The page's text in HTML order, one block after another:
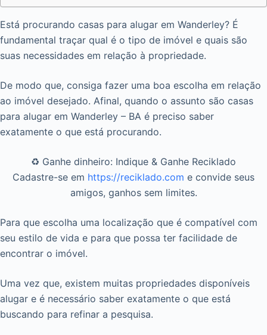
Está procurando casas para alugar em Wanderley? É
fundamental traçar qual é o tipo de imóvel e quais são
suas necessidades em relação à propriedade.
De modo que, consiga fazer uma boa escolha em relação
ao imóvel desejado. Afinal, quando o assunto são casas
para alugar em Wanderley – BA é preciso saber
exatamente o que está procurando.
♻️ Ganhe dinheiro: Indique & Ganhe Reciklado
Cadastre-se em https://reciklado.com e convide seus
amigos, ganhos sem limites.
Para que escolha uma localização que é compatível com
seu estilo de vida e para que possa ter facilidade de
encontrar o imóvel.
Uma vez que, existem muitas propriedades disponíveis
alugar e é necessário saber exatamente o que está
buscando para refinar a pesquisa.